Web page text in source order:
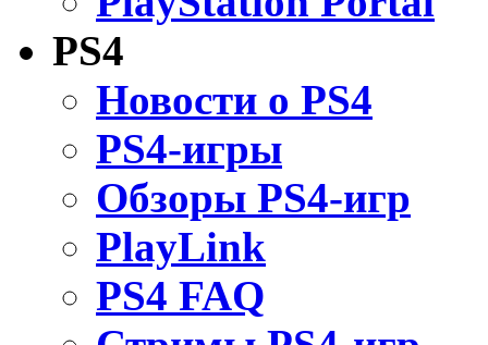
PS4
Новости о PS4
PS4-игры
Обзоры PS4-игр
PlayLink
PS4 FAQ